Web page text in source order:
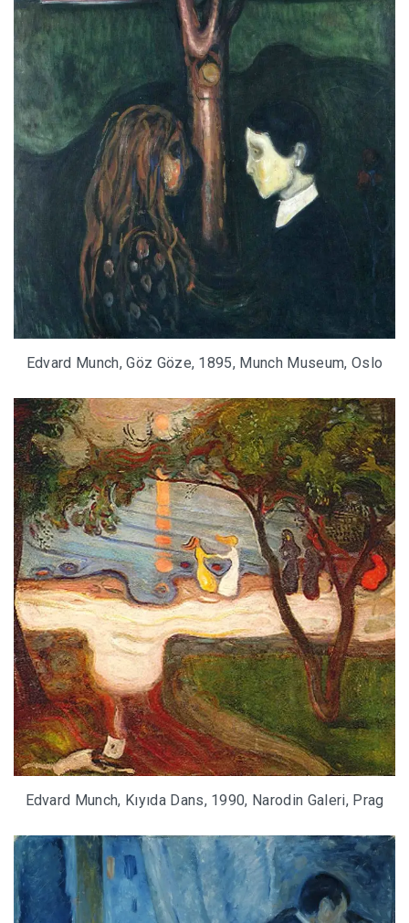
Edvard Munch, Göz Göze, 1895, Munch Museum, Oslo
Edvard Munch, Kıyıda Dans, 1990, Narodin Galeri, Prag